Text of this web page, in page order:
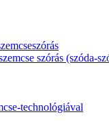
szórás (szóda-
technológiával